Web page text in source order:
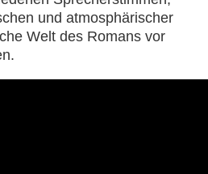
und atmosphärischer
Welt des Romans vor